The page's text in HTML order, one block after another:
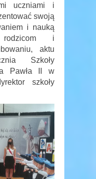
uczniami i
swoją
i nauką
i
aktu
Szkoły
Pawła II w
szkoły